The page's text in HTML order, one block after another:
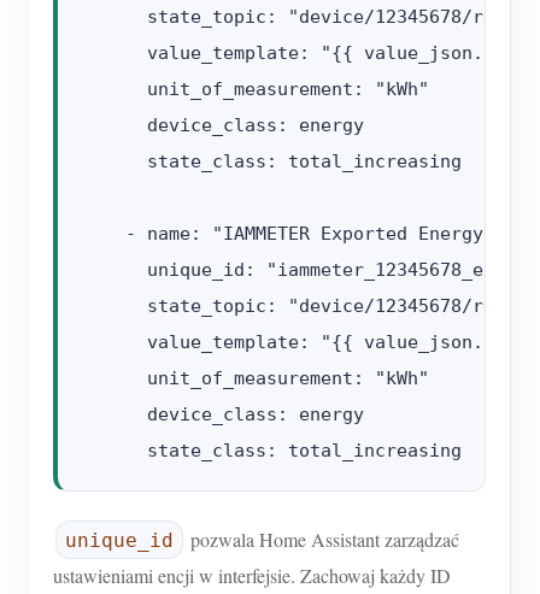
state_topic: "device/12345678/
value_template: "{{
      unit_of_measurement: "kWh"
      device_class: energy
      state_class: total_increasing
    - name: "IAMMETER Exported Energy"
unique_id:
state_topic: "device/12345678/
value_template: "{{
      unit_of_measurement: "kWh"
      device_class: energy
unique_id
pozwala Home Assistant zarządzać
ustawieniami encji w interfejsie. Zachowaj każdy ID